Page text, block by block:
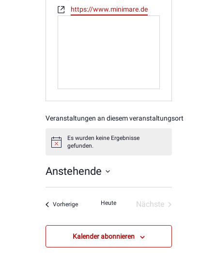
Webseitehttps://www.minimare.de
Veranstaltungen an diesem veranstaltungsort
Hinweis
Es wurden keine Ergebnisse
gefunden.
Anstehende
Datum
VorherigeVeranstaltungen
Heute
Nächste
Kalender abonnieren